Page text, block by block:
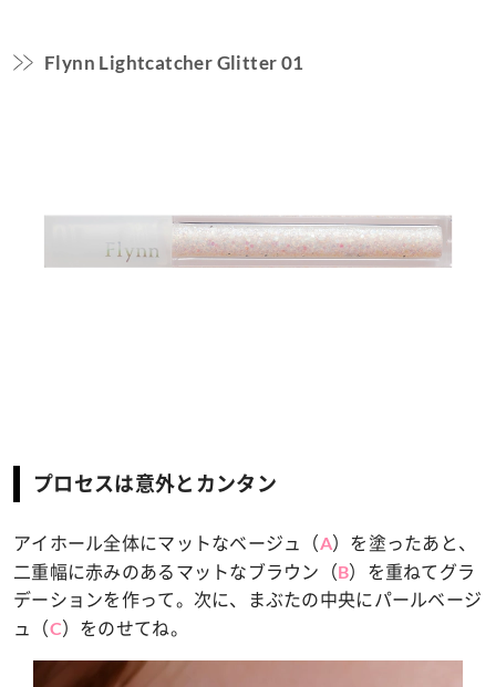
Flynn Lightcatcher Glitter 01
プロセスは意外とカンタン
アイホール全体にマットなベージュ（A）を塗ったあと、
二重幅に赤みのあるマットなブラウン（B）を重ねてグラ
デーションを作って。次に、まぶたの中央にパールベージ
ュ（C）をのせてね。